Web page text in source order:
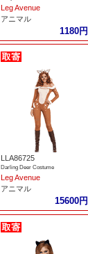
Leg Avenue
アニマル
1180円
LLA86725
Darling Deer Costume
Leg Avenue
アニマル
15600円